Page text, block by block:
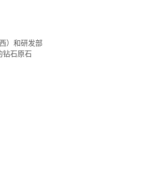
）和研发部
钻石原石